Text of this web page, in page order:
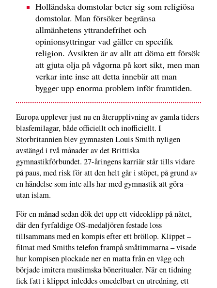
Holländska domstolar beter sig som religiösa
domstolar. Man försöker begränsa
allmänhetens yttrandefrihet och
opinionsyttringar vad gäller en specifik
religion. Avsikten är av allt att döma ett försök
att gjuta olja på vågorna på kort sikt, men man
verkar inte inse att detta innebär att man
bygger upp enorma problem inför framtiden.
Europa upplever just nu en återupplivning av gamla tiders
blasfemilagar, både officiellt och inofficiellt. I
Storbritannien blev gymnasten Louis Smith nyligen
avstängd i två månader av det Brittiska
gymnastikförbundet. 27-åringens karriär står tills vidare
på paus, med risk för att den helt går i stöpet, på grund av
en händelse som inte alls har med gymnastik att göra –
utan islam.
För en månad sedan dök det upp ett videoklipp på nätet,
där den fyrfaldige OS-medaljören festade loss
tillsammans med en kompis efter ett bröllop. Klippet –
filmat med Smiths telefon frampå småtimmarna – visade
hur kompisen plockade ner en matta från en vägg och
började imitera muslimska böneritualer. När en tidning
fick fatt i klippet inleddes omedelbart en utredning, ett